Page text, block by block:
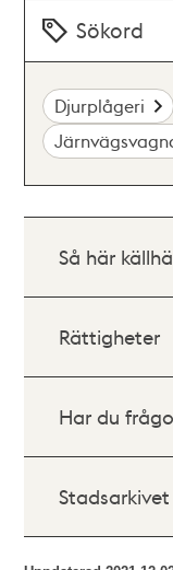
Sökord
Djurplågeri
Så här
Rättigheter
Har du